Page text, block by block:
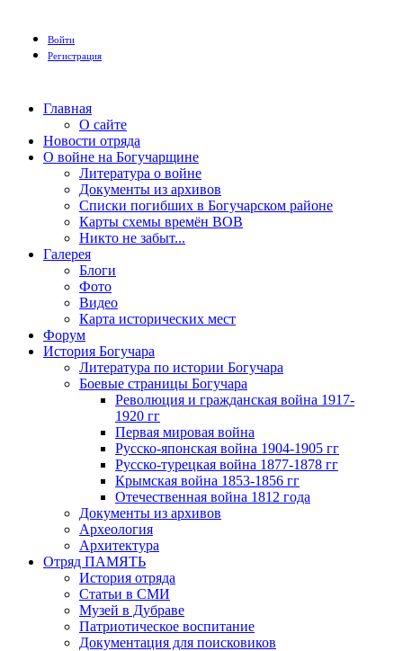
Войти
Регистрация
Главная
О сайте
Новости отряда
О войне на Богучарщине
Литература о войне
Документы из архивов
Списки погибших в Богучарском районе
Карты схемы времён ВОВ
Никто не забыт...
Галерея
Блоги
Фото
Видео
Карта исторических мест
Форум
История Богучара
Литература по истории Богучара
Боевые страницы Богучара
Революция и гражданская война 1917-
1920 гг
Первая мировая война
Русско-японская война 1904-1905 гг
Русско-турецкая война 1877-1878 гг
Крымская война 1853-1856 гг
Отечественная война 1812 года
Документы из архивов
Археология
Архитектура
Отряд ПАМЯТЬ
История отряда
Статьи в СМИ
Музей в Дубраве
Патриотическое воспитание
Документация для поисковиков